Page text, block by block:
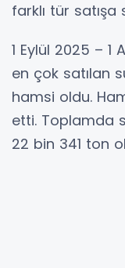
farklı tür satışa
1 Eylül 2025 – 1
en çok satılan
hamsi oldu.
etti. Toplamda
22 bin 341 ton